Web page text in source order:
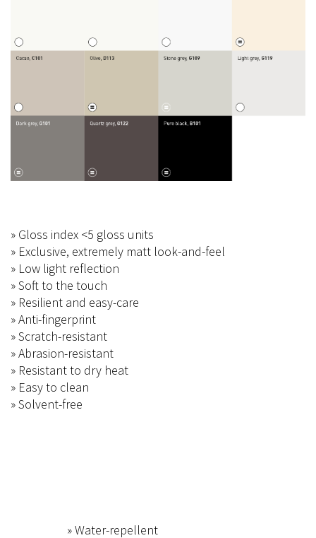
» Gloss index <5 gloss units
» Exclusive, extremely matt look-and-feel
» Low light reflection
» Soft to the touch
» Resilient and easy-care
» Anti-fingerprint
» Scratch-resistant
» Abrasion-resistant
» Resistant to dry heat
» Easy to clean
» Solvent-free
» Water-repellent